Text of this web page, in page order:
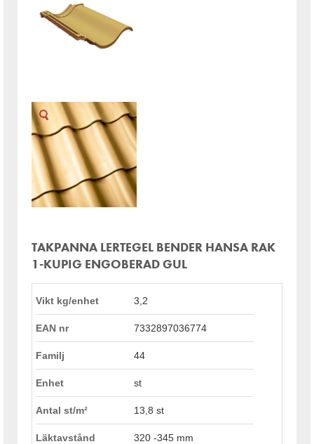
TAKPANNA LERTEGEL BENDER HANSA RAK
1-KUPIG ENGOBERAD GUL
Vikt kg/enhet 3,2
EAN nr 7332897036774
Familj 44
Enhet st
Antal st/m² 13,8 st
Läktavstånd 320 -345 mm